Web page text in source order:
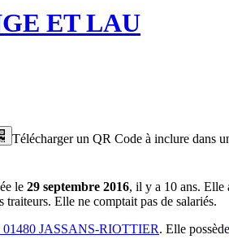
ET LAU
Télécharger un QR Code à inclure dans
le 29 septembre 2016, il y a 10 ans. Elle
traiteurs. Elle ne comptait pas de salariés.
JASSANS-RIOTTIER. Elle possède